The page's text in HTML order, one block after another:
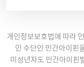
개인정보보호법에 따라
인 수단인 민간아이핀
미성년자도 민간아이핀